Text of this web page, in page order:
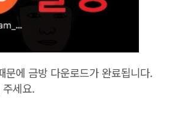
문에 금방 다운로드가 완료됩니다.
세요.